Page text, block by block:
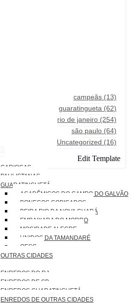
campeãs (13)
guaratingueta (62)
rio de janeiro (254)
são paulo (64)
Uncategorized (16)
Edit Template
CARIOCAS
PAULISTANAS
GUARATINGUETÁ
ACADÊMICOS DO CAMPO DO GALVÃO
BONECOS COBIÇADOS
BEIRA RIO DA NOVA GUARÁ
EMBAIXADA DO MORRO
MOCIDADE ALEGRE
UNIDOS DA TAMANDARÉ
OESG
OUTRAS CIDADES
ENREDOS DO RJ
ENREDOS DE SP
ENREDOS GUARATINGUETÁ
ENREDOS DE OUTRAS CIDADES